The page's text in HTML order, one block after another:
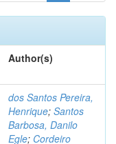
Author(s)
dos Santos Pereira,
Henrique; Santos
Barbosa, Danilo
Egle; Cordeiro